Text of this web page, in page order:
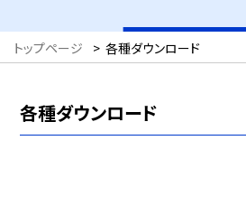
トップページ > 各種ダウンロード
各種ダウンロード